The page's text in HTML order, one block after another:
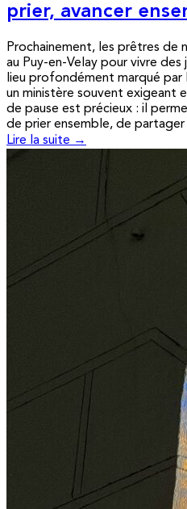
prier, avancer
Prochainement, les prêtres
au Puy-en-Velay pour vivre
lieu profondément marqué par
un ministère souvent exigeant
de pause est précieux : il
de prier ensemble, de partager
Lire la suite →